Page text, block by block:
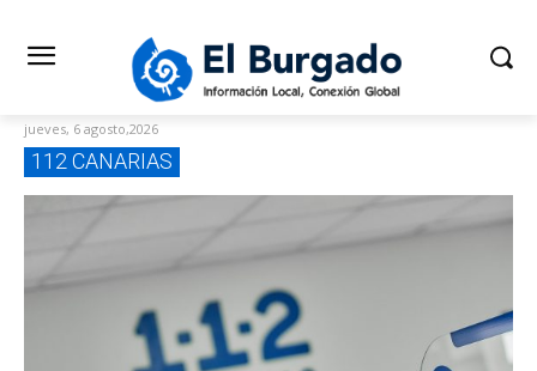
jueves, 6 agosto,2026
112 CANARIAS